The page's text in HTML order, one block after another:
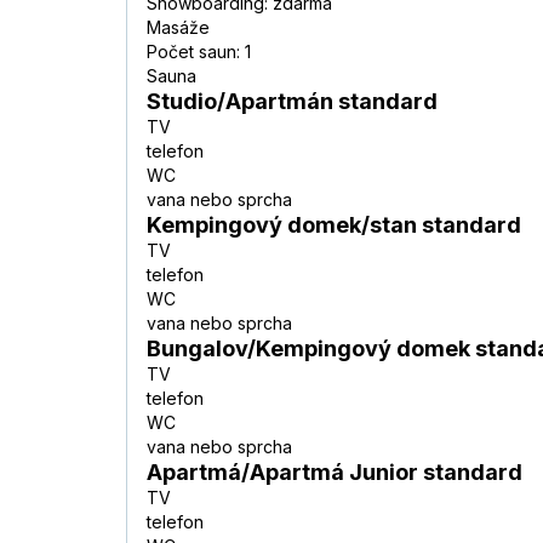
Masáže
Počet saun: 1
Sauna
Studio/Apartmán standard
TV
telefon
WC
vana nebo sprcha
Kempingový domek/stan standard
TV
telefon
WC
vana nebo sprcha
Bungalov/Kempingový domek
TV
telefon
WC
vana nebo sprcha
Apartmá/Apartmá Junior standard
TV
telefon